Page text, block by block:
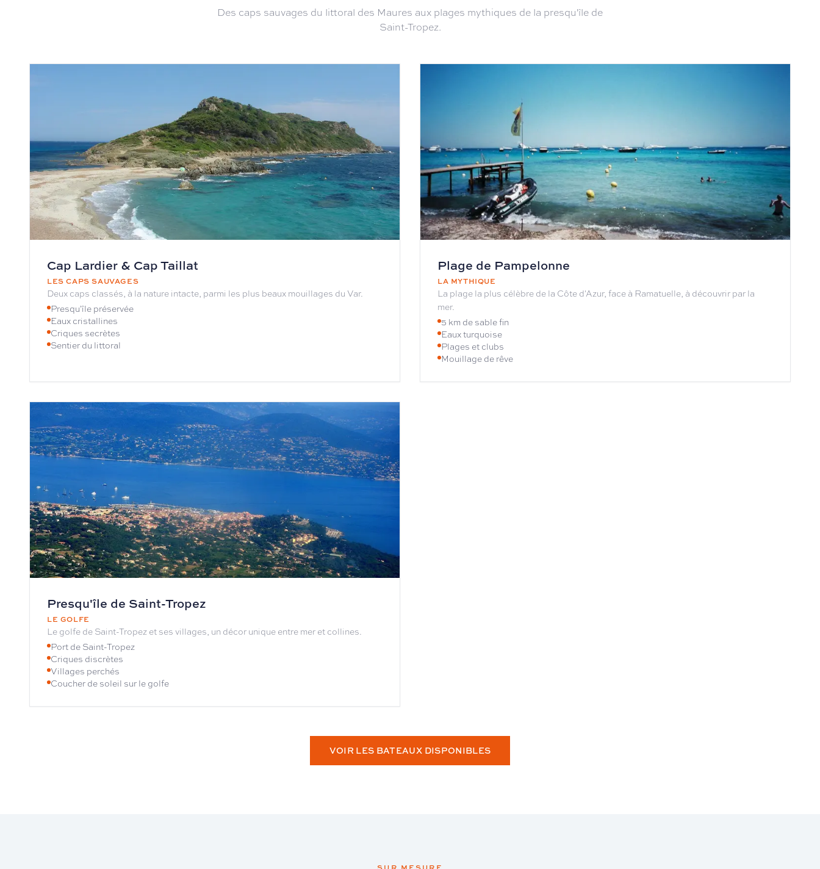
Des caps sauvages du littoral des Maures aux plages mythiques de la presqu'île de
Saint-Tropez.
Cap Lardier & Cap Taillat
LES CAPS SAUVAGES
Deux caps classés, à la nature intacte, parmi les plus beaux mouillages du Var.
Presqu'île préservée
Eaux cristallines
Criques secrètes
Sentier du littoral
Plage de Pampelonne
LA MYTHIQUE
La plage la plus célèbre de la Côte d'Azur, face à Ramatuelle, à découvrir par la
mer.
5 km de sable fin
Eaux turquoise
Plages et clubs
Mouillage de rêve
Presqu'île de Saint-Tropez
LE GOLFE
Le golfe de Saint-Tropez et ses villages, un décor unique entre mer et collines.
Port de Saint-Tropez
Criques discrètes
Villages perchés
Coucher de soleil sur le golfe
VOIR LES BATEAUX DISPONIBLES